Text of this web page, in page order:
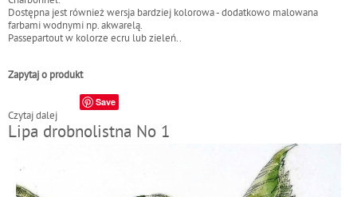
Dostępna jest również wersja bardziej kolorowa - dodatkowo malowana
farbami wodnymi np. akwarelą.
Passepartout w kolorze ecru lub zieleń..
Zapytaj o produkt
Save
Czytaj dalej
p
Lipa drobnolistna No 1